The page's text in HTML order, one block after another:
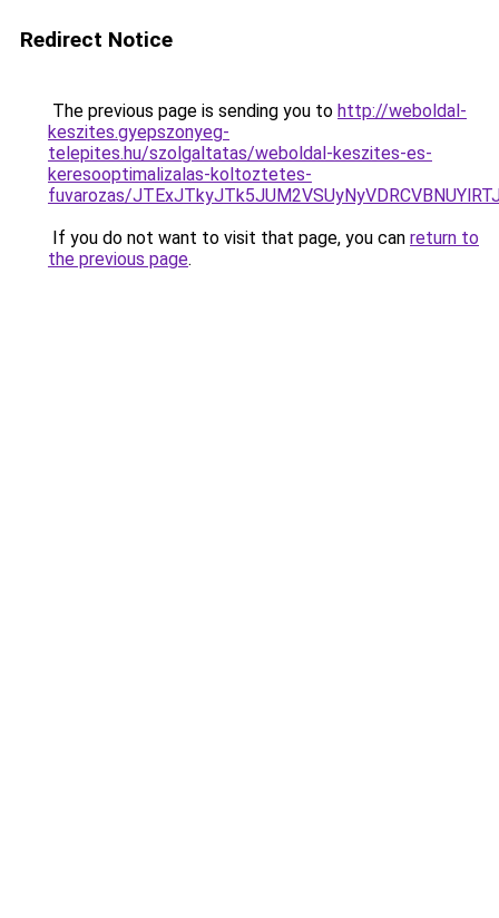
Redirect Notice
The previous page is sending you to http://weboldal-
keszites.gyepszonyeg-
telepites.hu/szolgaltatas/weboldal-keszites-es-
keresooptimalizalas-koltoztetes-
fuvarozas/
If you do not want to visit that page, you can return to
the previous page.